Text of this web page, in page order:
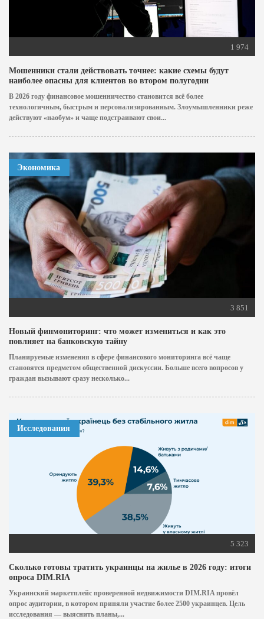
1 974
Мошенники стали действовать точнее: какие схемы будут
наиболее опасны для клиентов во втором полугодии
В 2026 году финансовое мошенничество становится всё более
технологичным, быстрым и персонализированным. Злоумышленники реже
действуют «наобум» и чаще подстраивают свои...
Экономика
3 851
Новый финмониторинг: что может измениться и как это
повлияет на банковскую тайну
Планируемые изменения в сфере финансового мониторинга всё чаще
становятся предметом общественной дискуссии. Больше всего вопросов у
граждан вызывают сразу несколько...
Исследования
5 323
Сколько готовы тратить украинцы на жилье в 2026 году: итоги
опроса DIM.RIA
Украинский маркетплейс проверенной недвижимости DIM.RIA провёл
опрос аудитории, в котором приняли участие более 2500 украинцев. Цель
исследования — выяснить планы,...